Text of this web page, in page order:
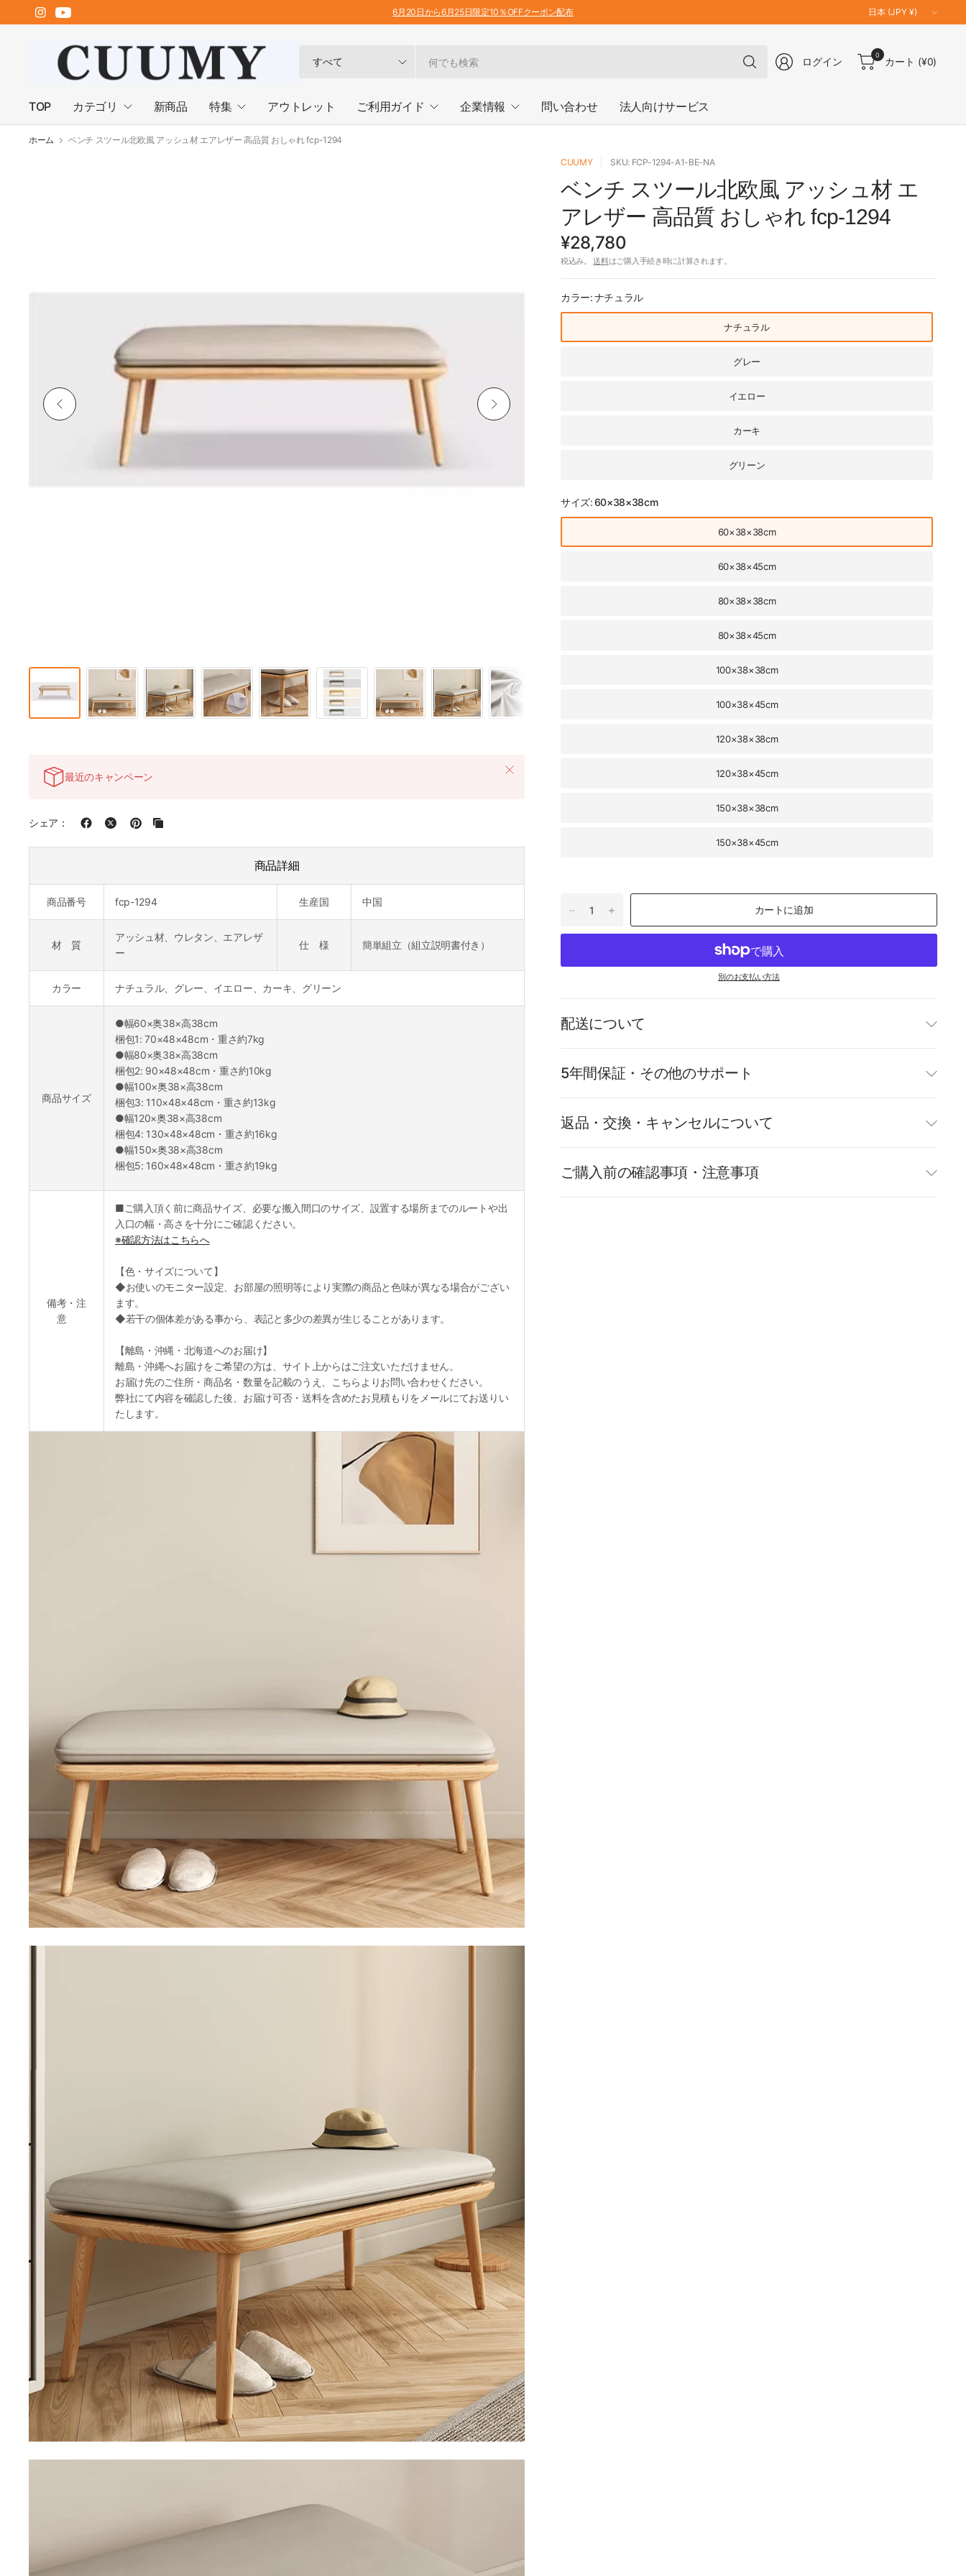
6月20日から6月25日限定10％OFFクーポン配布
国
／
域
を
で
索
ログイン
0
カート (¥0)
TOP カテゴリ 新商品 特集 アウトレット ご利用ガイド 企業情報 問い合わせ 法人向けサービス
ホーム ベンチ スツール北欧風 アッシュ材 エアレザー 高品質 おしゃれ fcp-1294
CUUMY SKU: FCP-1294-A1-BE-NA
ベンチ スツール北欧風 アッシュ材 エ
アレザー 高品質 おしゃれ fcp-1294
¥28,780
税込み。送料はご購入手続き時に計算されます。
カラー:ナチュラル
ナチュラル
グレー
イエロー
カーキ
グリーン
サイズ:60×38×38cm
60×38×38cm
60×38×45cm
80×38×38cm
80×38×45cm
100×38×38cm
100×38×45cm
120×38×38cm
120×38×45cm
150×38×38cm
150×38×45cm
カートに追加
別のお支払い方法
配送について
5年間保証・その他のサポート
返品・交換・キャンセルについて
ご購入前の確認事項・注意事項
最近のキャンペーン
シェア：
商品詳細
商品番号 fcp-1294 生産国 中国
材 質
アッシュ材、ウレタン、エアレザ
ー
仕 様 簡単組立（組立説明書付き）
カラー ナチュラル、グレー、イエロー、カーキ、グリーン
商品サイズ
●幅60×奥38×高38cm
梱包1: 70×48×48cm・重さ約7kg
●幅80×奥38×高38cm
梱包2: 90×48×48cm・重さ約10kg
●幅100×奥38×高38cm
梱包3: 110×48×48cm・重さ約13kg
●幅120×奥38×高38cm
梱包4: 130×48×48cm・重さ約16kg
●幅150×奥38×高38cm
梱包5: 160×48×48cm・重さ約19kg
備考・注
意
■ご購入頂く前に商品サイズ、必要な搬入間口のサイズ、設置する場所までのルートや出
入口の幅・高さを十分にご確認ください。
※確認方法はこちらへ
【色・サイズについて】
◆お使いのモニター設定、お部屋の照明等により実際の商品と色味が異なる場合がござい
ます。
◆若干の個体差がある事から、表記と多少の差異が生じることがあります。
【離島・沖縄・北海道へのお届け】
離島・沖縄へお届けをご希望の方は、サイト上からはご注文いただけません。
お届け先のご住所・商品名・数量を記載のうえ、こちらよりお問い合わせください。
弊社にて内容を確認した後、お届け可否・送料を含めたお見積もりをメールにてお送りい
たします。